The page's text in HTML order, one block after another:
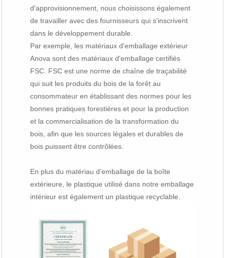
d'approvisionnement, nous choisissons également
de travailler avec des fournisseurs qui s'inscrivent
dans le développement durable.
Par exemple, les matériaux d'emballage extérieur
Anova sont des matériaux d'emballage certifiés
FSC. FSC est une norme de chaîne de traçabilité
qui suit les produits du bois de la forêt au
consommateur en établissant des normes pour les
bonnes pratiques forestières et pour la production
et la commercialisation de la transformation du
bois, afin que les sources légales et durables de
bois puissent être contrôlées.
En plus du matériau d'emballage de la boîte
extérieure, le plastique utilisé dans notre emballage
intérieur est également un plastique recyclable.